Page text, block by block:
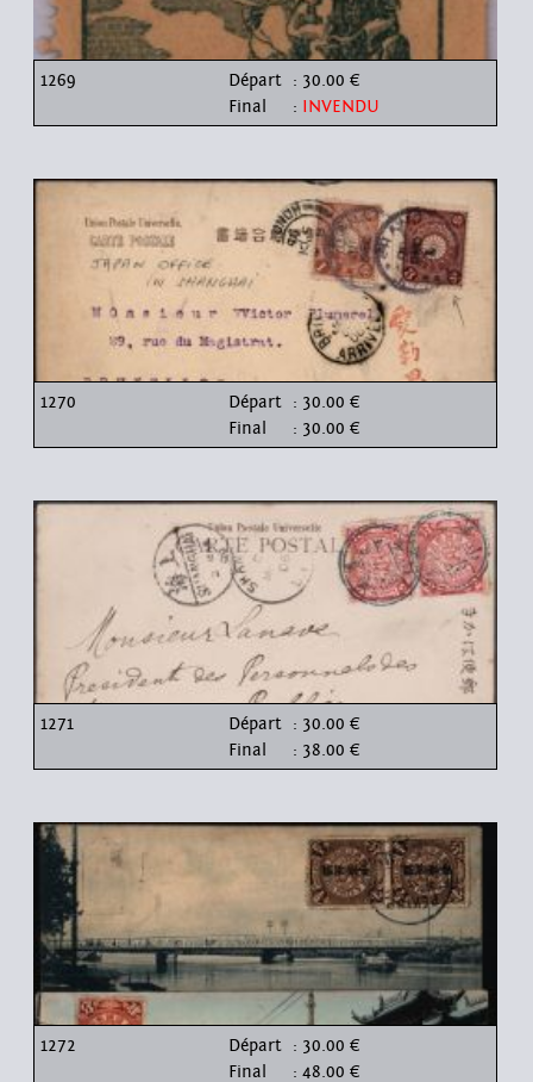
1269 Départ : 30.00 €
Final
: INVENDU
1270 Départ : 30.00 €
Final
: 30.00 €
1271 Départ : 30.00 €
Final
: 38.00 €
1272 Départ : 30.00 €
Final
: 48.00 €